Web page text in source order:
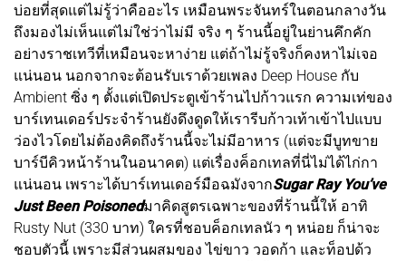
บ่อยที่สุดแต่ไม่รู้ว่าคืออะไร เหมือนพระจันทร์ในตอนกลางวัน
ถึงมองไม่เห็นแต่ไม่ใช่ว่าไม่มี จริง ๆ ร้านนี้อยู่ในย่านคึกคัก
อย่างราชเทวีที่เหมือนจะหาง่าย แต่ถ้าไม่รู้จริงก็คงหาไม่เจอ
แน่นอน นอกจากจะต้อนรับเราด้วยเพลง Deep House กับ
Ambient ซิ่ง ๆ ตั้งแต่เปิดประตูเข้าร้านไปก้าวแรก ความเท่ของ
บาร์เทนเดอร์ประจำร้านยังดึงดูดให้เรารีบก้าวเท้าเข้าไปแบบ
ว่องไวโดยไม่ต้องคิดถึงร้านนี้จะไม่มีอาหาร (แต่จะมีบูทขาย
บาร์บีคิวหน้าร้านในอนาคต) แต่เรื่องค็อกเทลที่นี่ไม่ได้ไก่กา
แน่นอน เพราะได้บาร์เทนเดอร์มือฉมังจากSugar Ray You’ve
Just Been Poisonedมาคิดสูตรเฉพาะของที่ร้านนี้ให้ อาทิ
Rusty Nut (330 บาท) ใครที่ชอบค็อกเทลนัว ๆ หน่อย ก็น่าจะ
ชอบตัวนี้ เพราะมีส่วนผสมของ ไข่ขาว วอดก้า และท็อปด้ว